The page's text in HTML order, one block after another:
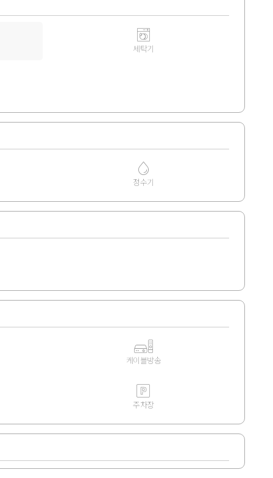
세탁기
정수기
케이블방송
주차장